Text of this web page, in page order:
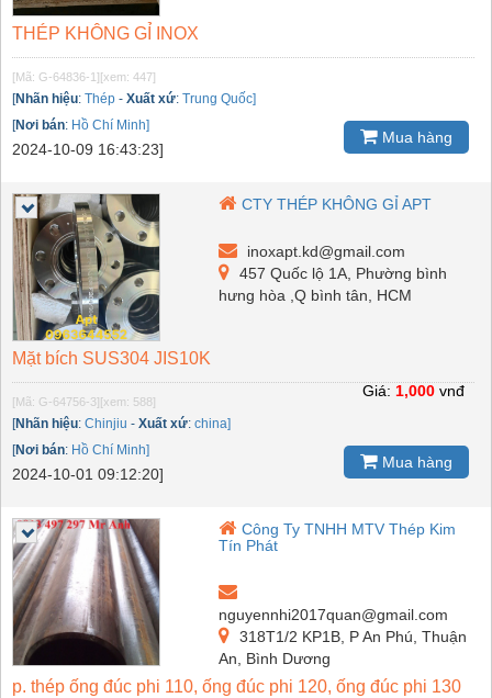
THÉP KHÔNG GỈ INOX
[Mã: G-64836-1] [xem: 447]
[Nhãn hiệu: Thép - Xuất xứ: Trung Quốc]
[Nơi bán: Hồ Chí Minh]
2024-10-09 16:43:23]
Mua hàng
CTY THÉP KHÔNG GỈ APT
inoxapt.kd@gmail.com
457 Quốc lộ 1A, Phường bình
hưng hòa ,Q bình tân, HCM
Mặt bích SUS304 JIS10K
[Mã: G-64756-3] [xem: 588]
[Nhãn hiệu: Chinjiu - Xuất xứ: china]
[Nơi bán: Hồ Chí Minh]
2024-10-01 09:12:20]
Giá: 1,000 vnđ
Mua hàng
Công Ty TNHH MTV Thép Kim
Tín Phát
nguyennhi2017quan@gmail.com
318T1/2 KP1B, P An Phú, Thuận
An, Bình Dương
p. thép ống đúc phi 110, ống đúc phi 120, ống đúc phi 130